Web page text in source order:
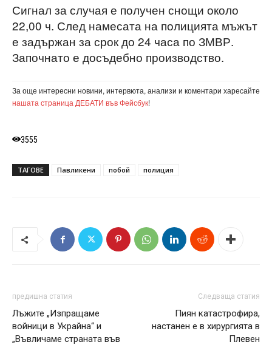
Сигнал за случая е получен снощи около
22,00 ч. След намесата на полицията мъжът
е задържан за срок до 24 часа по ЗМВР.
Започнато е досъдебно производство.
За още интересни новини, интервюта, анализи и коментари харесайте
нашата страница ДЕБАТИ във Фейсбук!
3555
ТАГОВЕ Павликени побой полиция
предишна статия
Лъжите „Изпращаме
войници в Украйна“ и
„Въвличаме страната във
Следваща статия
Пиян катастрофира,
настанен е в хирургията в
Плевен